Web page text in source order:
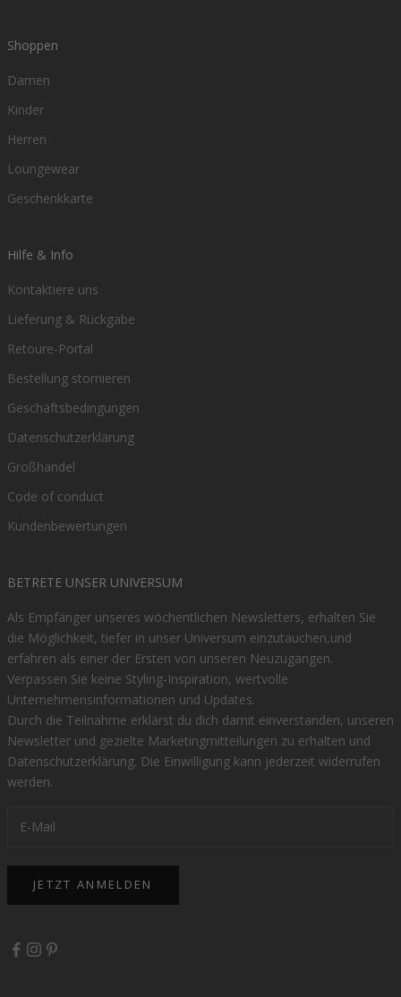
Shoppen
Damen
Kinder
Herren
Loungewear
Geschenkkarte
Hilfe & Info
Kontaktiere uns
Lieferung & Rückgabe
Retoure-Portal
Bestellung stornieren
Geschäftsbedingungen
Datenschutzerklärung
Großhandel
Code of conduct
Kundenbewertungen
BETRETE UNSER UNIVERSUM
Als Empfänger unseres wöchentlichen Newsletters, erhalten Sie
die Möglichkeit, tiefer in unser Universum einzutauchen,und
erfahren als einer der Ersten von unseren Neuzugängen.
Verpassen Sie keine Styling-Inspiration, wertvolle
Unternehmensinformationen und Updates.
Durch die Teilnahme erklärst du dich damit einverstanden, unseren
Newsletter und gezielte Marketingmitteilungen zu erhalten und
Datenschutzerklärung. Die Einwilligung kann jederzeit widerrufen
werden.
JETZT ANMELDEN